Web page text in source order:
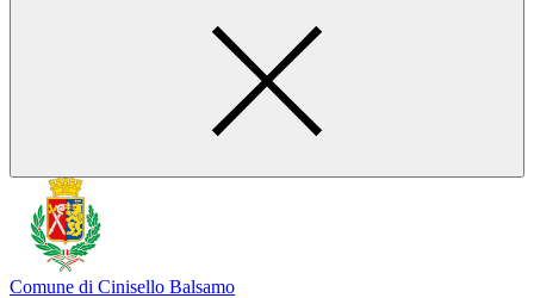
Comune di Cinisello Balsamo